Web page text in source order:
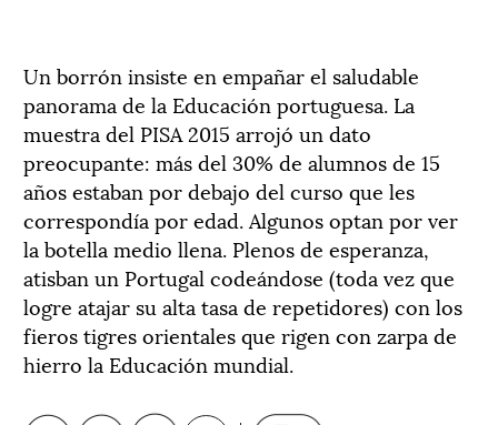
Un borrón insiste en empañar el saludable
panorama de la Educación portuguesa. La
muestra del PISA 2015 arrojó un dato
preocupante: más del 30% de alumnos de 15
años estaban por debajo del curso que les
correspondía por edad. Algunos optan por ver
la botella medio llena. Plenos de esperanza,
atisban un Portugal codeándose (toda vez que
logre atajar su alta tasa de repetidores) con los
fieros tigres orientales que rigen con zarpa de
hierro la Educación mundial.